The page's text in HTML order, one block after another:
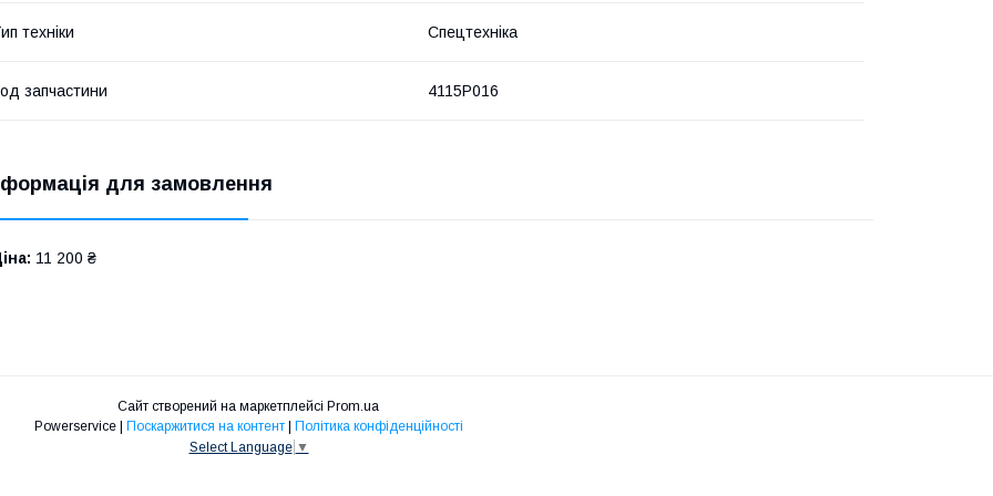
техніки Спецтехніка
запчастини 4115P016
для замовлення
11 200 ₴
Сайт створений на маркетплейсі Prom.ua
Powerservice | Поскаржитися на контент | Політика конфіденційності
Select Language ▼